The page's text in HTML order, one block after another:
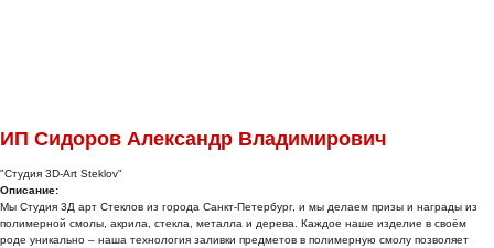
ИП Сидоров Александр Владимирович
"Студия 3D-Art Steklov"
Описание:
Мы Студия 3Д арт Стеклов из города Санкт-Петербург, и мы делаем призы и награды из
полимерной смолы, акрила, стекла, металла и дерева. Каждое наше изделие в своём
роде уникально – наша технология заливки предметов в полимерную смолу позволяет